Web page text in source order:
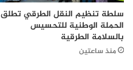
سلطة تنظيم النقل الطرقي تطلق
الحملة الوطنية للتحسيس
بالسلامة الطرقية
منذ ساعتين